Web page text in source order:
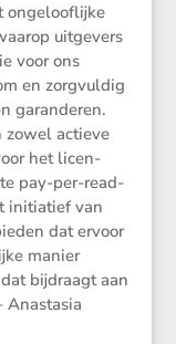
ongeloof­lijke
uitge­vers
voor ons
en zorgvuldig
garan­deren.
zowel actieve
het licen­
pay-per-read-
initi­a­tief van
dat ervoor
manier
bijdraagt aan
Anastasia